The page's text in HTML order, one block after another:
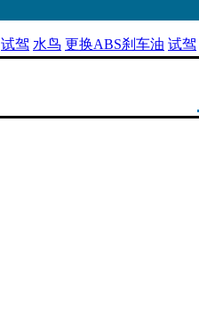
试驾 水鸟 更换ABS刹车油 试驾